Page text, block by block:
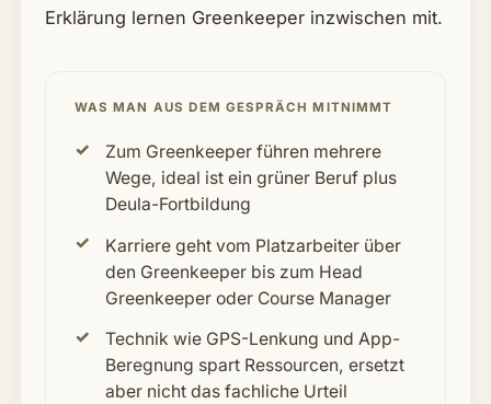
Erklärung lernen Greenkeeper inzwischen mit.
WAS MAN AUS DEM GESPRÄCH MITNIMMT
Zum Greenkeeper führen mehrere
Wege, ideal ist ein grüner Beruf plus
Deula-Fortbildung
Karriere geht vom Platzarbeiter über
den Greenkeeper bis zum Head
Greenkeeper oder Course Manager
Technik wie GPS-Lenkung und App-
Beregnung spart Ressourcen, ersetzt
aber nicht das fachliche Urteil